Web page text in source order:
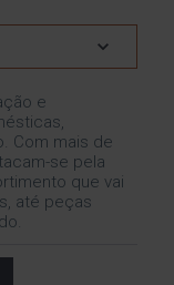
e
Com mais de
se pela
que vai
até peças